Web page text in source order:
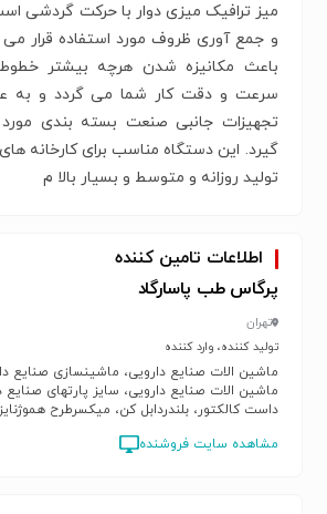
میز ترافیک میزی دوار با حرکت گردشی
و جمع آوری ظروف مورد استفاده قرار می
باعث مکانیزه شدن هرچه بیشتر
سرعت و دقت کار شما می گردد و به
تجهیزات جانبی صنعت بسته بندی مورد
گیرد. این دستگاه مناسب برای کارخانه
تولید روزانه و متوسط و بسیار بالا م
اطلاعات تامین کننده
پرگاس طب پاسارگاد
تهران
تولید کننده، وارد کننده
ماشین الات صنایع دارویی، ماشینسازی صنایع
ماشین الات صنایع دارویی، سایز پارتهای صنایع
داست کالکتور، بلندردابل کن، میکسرطرح
شکر در شربت سازی، خشک کن سینی دار، الک
مشاهده سایت فروشنده